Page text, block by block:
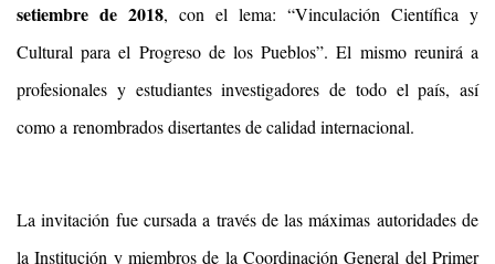
setiembre de 2018, con el lema: “Vinculación Científica y
Cultural para el Progreso de los Pueblos”. El mismo reunirá a
profesionales y estudiantes investigadores de todo el país, así
como a renombrados disertantes de calidad internacional.
La invitación fue cursada a través de las máximas autoridades de
la Institución y miembros de la Coordinación General del Primer